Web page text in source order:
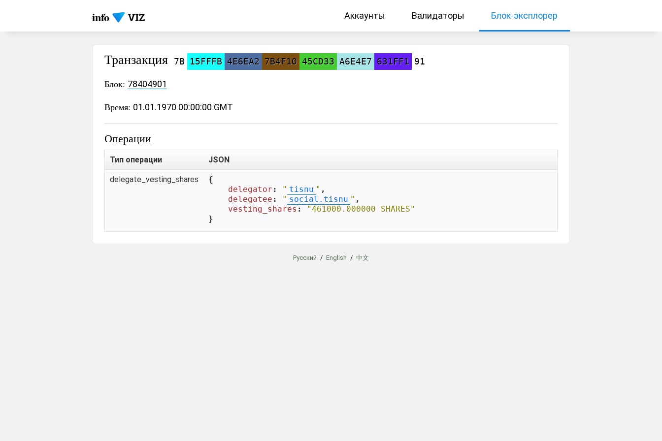
info Аккаунты Валидаторы Блок-эксплорер
Транзакция 7B 15FFFB 4E6EA2 7B4F10 45CD33 A6E4E7 631FF1 91
Блок: 78404901
Время: 01.01.1970 00:00:00 GMT
Операции
Тип операции JSON
delegate_vesting_shares
{
delegator : " tisnu " ,
delegatee : " social.tisnu " ,
vesting_shares :
"461000.000000 SHARES"
}
Русский / English / 中文